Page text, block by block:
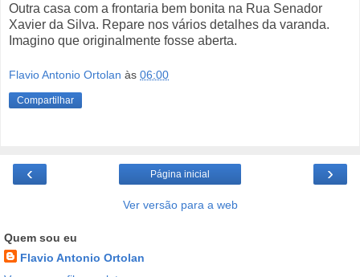
Outra casa com a frontaria bem bonita na Rua Senador
Xavier da Silva. Repare nos vários detalhes da varanda.
Imagino que originalmente fosse aberta.
Flavio Antonio Ortolan às 06:00
Compartilhar
‹ ›
Página inicial
Ver versão para a web
Quem sou eu
Flavio Antonio Ortolan